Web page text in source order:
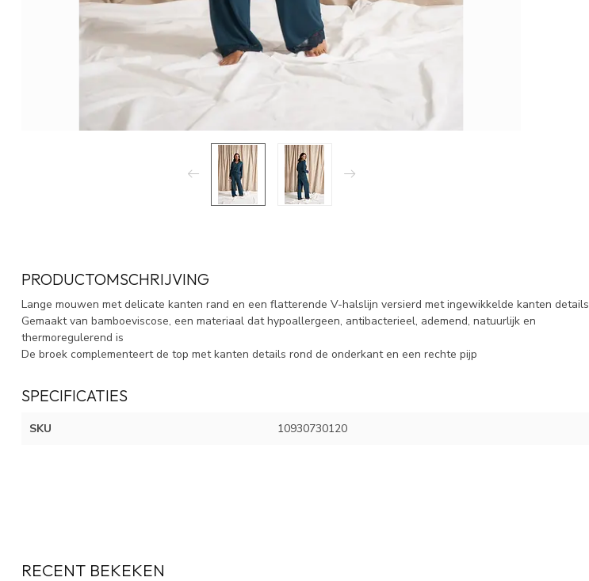
PRODUCTOMSCHRIJVING
Lange mouwen met delicate kanten rand en een flatterende V-halslijn versierd met ingewikkelde kanten details
Gemaakt van bamboeviscose, een materiaal dat hypoallergeen, antibacterieel, ademend, natuurlijk en
thermoregulerend is
De broek complementeert de top met kanten details rond de onderkant en een rechte pijp
SPECIFICATIES
SKU 10930730120
RECENT BEKEKEN